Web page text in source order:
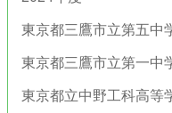
東京都三鷹市立第五中
東京都三鷹市立第一中
東京都立中野工科高等